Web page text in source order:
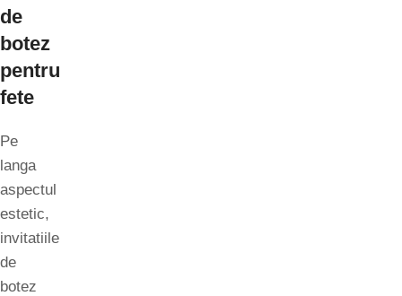
de
botez
pentru
fete
Pe
langa
aspectul
estetic,
invitatiile
de
botez